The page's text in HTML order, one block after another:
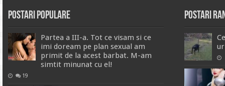
Postari Populare
Partea a III-a. Tot ce visam si ce
imi doream pe plan sexual am
primit de la acest barbat. M-am
simtit minunat cu el!
19
Postari